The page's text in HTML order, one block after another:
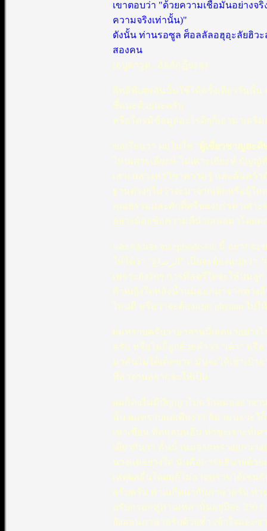
เขาตอบว่า "ด้วยความเชื่อมั่นอย่างจ
ความจริงเท่านั้น)"
ดังนั้น ท่านรอซูล ศ็อลลัลอฮุอฺะลัยฮิวะ
สองคน
(อบูดาวูด : อัลอักฺฎียะฮฺ)
สิทธิพิเศษอันนั้นใช้ได้ครั้งเดียววันนั้
ชี้แนะด้วยนะครับ
หรือใครมีข้อมูลอะไรดีๆก็เอามาเสริ
ขอเรียนว่า ผมไม่ใช่ "ผู้เชี่ยวชาญฮะดี
ไหนเศาะเฮียะห์-ไม่เศาะเฮียะห์ บัญ
เสาะแสวงหาวิชาความรู้ และค้นคว้
ฐานต่างๆไม่ว่าจะมาจากเด็กหรือผู้ใ
คุณธรรมและศักดิ์ศรีของบรรดาเศา
อย่างน้อยข้อความที่นำเสนอมาโดยต
และก่อนจะจบ episode-viii นี้ อยาก
ให้ได้ว่า “‏الرضاع” เนี่ยจะต้องแปลว่า “การให้นมจากทรวงอก” อย่างเดียวเท่านั้น ...ก็ได้ครับ...ถ้าจะเอาอย่างงั้น
เพราะยังงัยๆ การที่สตรีใดจะให้นม
ถ้าหญิงใดหลั่งน้ำนมออกมาจากทางอื่
ไหนดี หรือว่าจะต้องแยก phylum ไปใ
ผมทราบครับว่าอาจานมีเจตนาอย่าง
ครับ หรือไม่ก็ผูกด้วยคำว่า “เต้า” หรื
มาคั่นไม่ได้เด็ดขาด มันจะได้เข้าเป้า
ที่อาจานอยากจะให้เป็น
ผมก็คงไม่มีปัญญาไปควักสมองอาจา
นั้น ผมทราบแต่เพียงว่า อิมามนะวะ
เขาเขียน ฟัตหุลมุนอิม ทำชะเราะห์
เดียวกันว่า คั้นน้ำนมจากทรวงอกนา
นางแต่อย่างใด นั่นคือการอธิบายด้ว
เหตุผลอื่นใดผมก็ไม่อาจทราบได้เช่น
อรับครับ ท่านเกิดมากับภาษาอรับ ท่
อรับกรอกหูท่านเหล่านั้นอยู่ปีละ 350
ยังสอนภาษาอรับด้วยซ้ำ เข้าใจและ